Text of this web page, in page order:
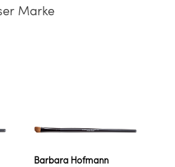
Marke
Barbara Hofmann